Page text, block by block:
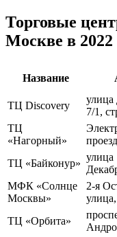
Торговые
Москве в 2022
Название
ТЦ Discovery
улица
7/1,
ТЦ
«Нагорный»
ТЦ «Байконур»
улица
МФК «Солнце
Москвы»
2-я
ТЦ «Орбита»